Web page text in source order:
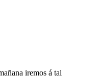
iremos á tal